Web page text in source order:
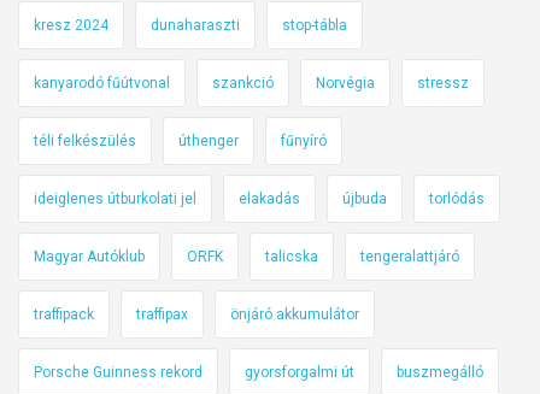
kresz 2024 dunaharaszti stop-tábla
kanyarodó fűútvonal szankció Norvégia stressz
téli felkészülés úthenger fűnyíró
ideiglenes útburkolati jel elakadás újbuda torlódás
Magyar Autóklub ORFK talicska tengeralattjáró
traffipack traffipax önjáró akkumulátor
Porsche Guinness rekord gyorsforgalmi út buszmegálló